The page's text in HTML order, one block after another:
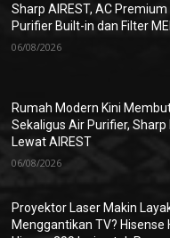
Sharp AIREST, AC
Purifier Built-in dan Filter
06/08/2026
Rumah Modern Kini
Sekaligus Air Purifier,
Lewat AIREST
06/08/2026
Proyektor Laser Makin
Menggantikan TV? Hisense